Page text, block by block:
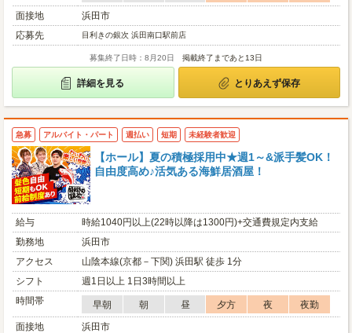
面接地
浜田市
応募先
目利きの銀次 浜田南口駅前店
募集終了日時：8月20日 掲載終了まであと13日
詳細を見る とりあえず保存
急募 アルバイト・パート 週払い 短期 未経験者歓迎
【ホール】夏の積極採用中★週1～&派手髪OK！
自由度高め♪活気ある海鮮居酒屋！
給与
時給1040円以上(22時以降は1300円)+交通費規定内支給
勤務地
浜田市
アクセス
山陰本線(京都－下関) 浜田駅 徒歩 1分
シフト
週1日以上 1日3時間以上
時間帯
早朝 朝 昼 夕方 夜
夜勤
面接地
浜田市